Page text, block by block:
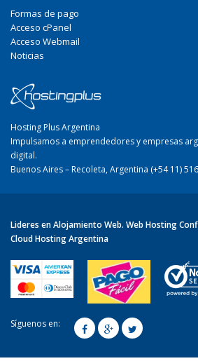
Formas de pago
Acceso cPanel
Acceso Webmail
Noticias
Hosting Plus Argentina
Impulsamos a emprendedores y empresas
digital.
Buenos Aires – Recoleta, Argentina (+54 11)
Lideres en Alojamiento Web. Web Hosting
Cloud Hosting Argentina
Síguenos en: